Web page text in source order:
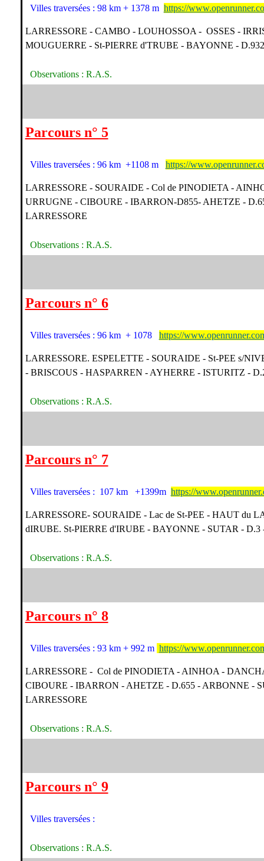
Villes traversées : 98 km + 1378 m https://
LARRESSORE - CAMBO - LOUHOSSOA - OSSES -
MOUGUERRE - St-PIERRE d'TRUBE - BAYONNE -
Observations : R.A.S.
Parcours n° 5
Villes traversées : 96 km +1108 m https://
LARRESSORE - SOURAIDE - Col de PINODIETA -
URRUGNE - CIBOURE - IBARRON-D855- AHETZE -
LARRESSORE
Observations : R.A.S.
Parcours n° 6
Villes traversées : 96 km + 1078 https://
LARRESSORE. ESPELETTE - SOURAIDE - St-PEE s/
- BRISCOUS - HASPARREN - AYHERRE - ISTURITZ -
Observations : R.A.S.
Parcours n° 7
Villes traversées : 107 km +1399m https://
LARRESSORE- SOURAIDE - Lac de St-PEE - HAUT du
dIRUBE. St-PIERRE d'IRUBE - BAYONNE - SUTAR -
Observations : R.A.S.
Parcours n° 8
Villes traversées : 93 km + 992 m https://
LARRESSORE - Col de PINODIETA - AINHOA -
CIBOURE - IBARRON - AHETZE - D.655 - ARBONNE -
LARRESSORE
Observations : R.A.S.
Parcours n° 9
Villes traversées :
Observations : R.A.S.